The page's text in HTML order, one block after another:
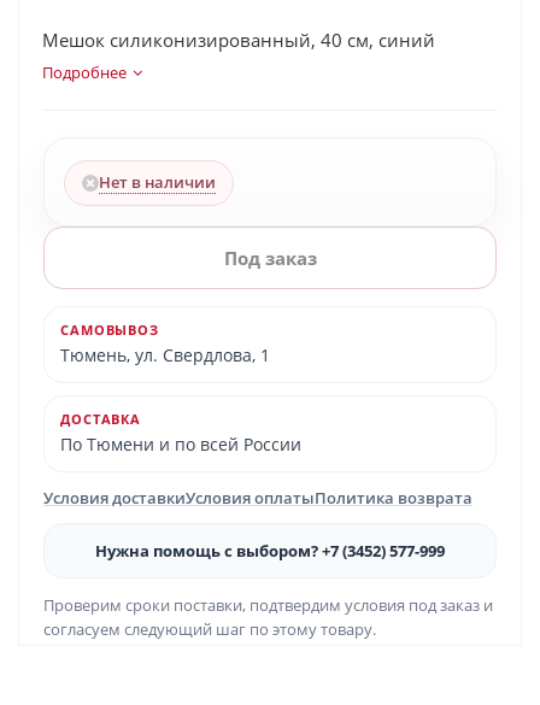
Мешок силиконизированный, 40 см, синий
Подробнее
Нет в наличии
Под заказ
САМОВЫВОЗ
Тюмень, ул. Свердлова, 1
ДОСТАВКА
По Тюмени и по всей России
Условия доставкиУсловия оплатыПолитика возврата
Нужна помощь с выбором? +7 (3452) 577-999
Проверим сроки поставки, подтвердим условия под заказ и
согласуем следующий шаг по этому товару.